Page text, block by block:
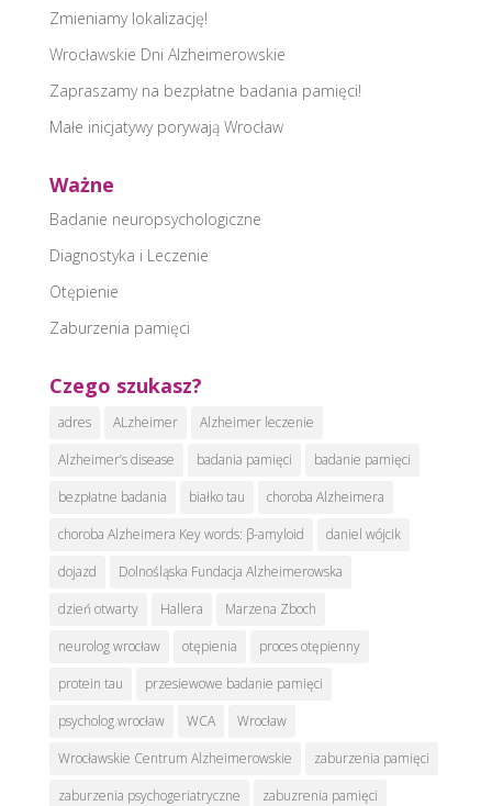
Zmieniamy lokalizację!
Wrocławskie Dni Alzheimerowskie
Zapraszamy na bezpłatne badania pamięci!
Małe inicjatywy porywają Wrocław
Ważne
Badanie neuropsychologiczne
Diagnostyka i Leczenie
Otępienie
Zaburzenia pamięci
Czego szukasz?
adres ALzheimer
Alzheimer leczenie
Alzheimer’s disease
badania pamięci
badanie pamięci
bezpłatne badania
białko tau
choroba Alzheimera
choroba Alzheimera Key words: β-amyloid
daniel wójcik
dojazd
Dolnośląska Fundacja Alzheimerowska
dzień otwarty
Hallera
Marzena Zboch
neurolog wrocław
otępienia
proces otępienny
protein tau
przesiewowe badanie pamięci
psycholog wrocław
WCA
Wrocław
Wrocławskie Centrum Alzheimerowskie
zaburzenia pamięci
zaburzenia psychogeriatryczne
zabuzrenia pamięci